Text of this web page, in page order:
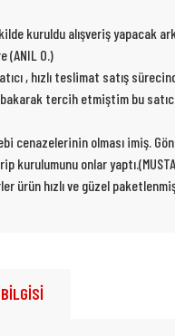
kuruldu alışveriş
(ANIL O.)
, hızlı teslimat satış
tercih etmiştim bu
cenazelerinin olması imiş.
kurulumunu onlar
ürün hızlı ve güzel